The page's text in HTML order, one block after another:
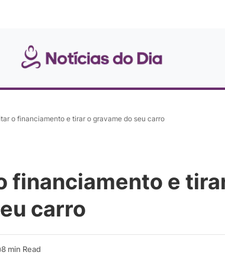
o financiamento e tirar o gravame do seu carro
financiamento e
carro
8 min Read